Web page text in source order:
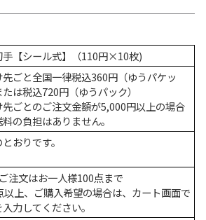
手【シール式】（110円×10枚)
先ごと全国一律税込360円（ゆうパケッ
たは税込720円（ゆうパック）
先ごとのご注文金額が5,000円以上の場合
の負担はありません。
おりです。
注文はお一人様100点まで
上、ご購入希望の場合は、カート画面で
力してください。